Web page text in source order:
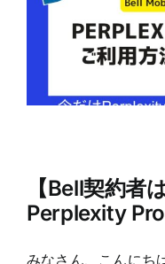
【Bell契約者
Perplexity
みなさん、こんにち